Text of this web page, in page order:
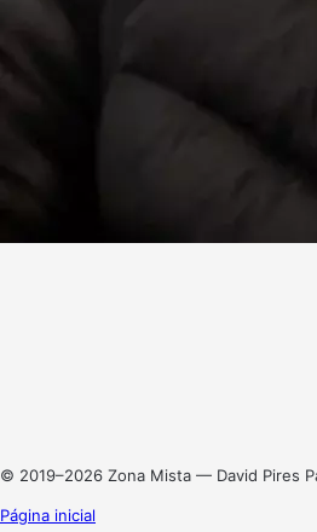
© 2019–2026 Zona Mista — David Pires
Página inicial